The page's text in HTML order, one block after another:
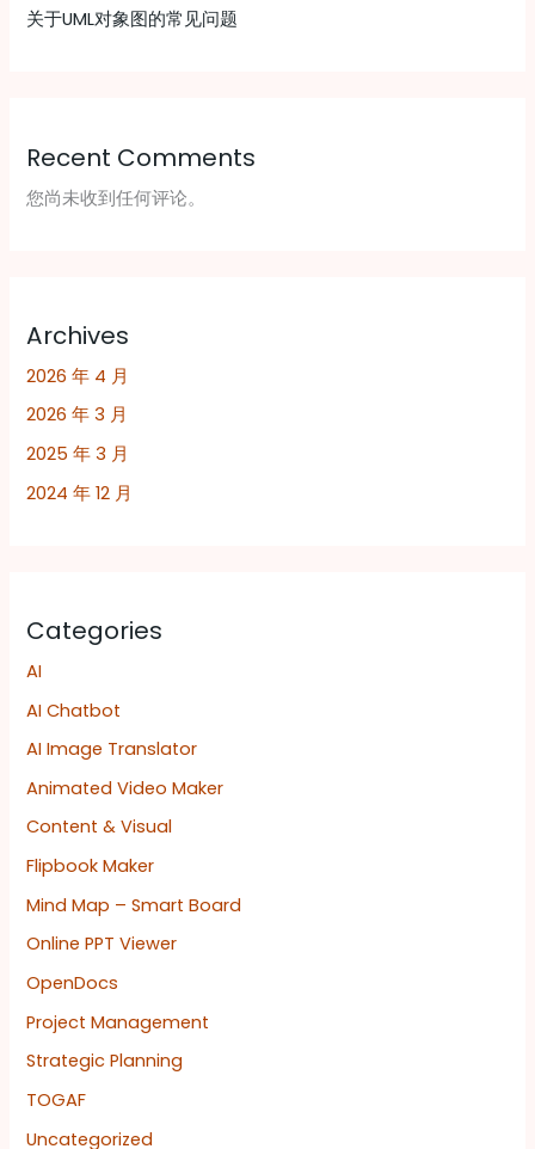
关于UML对象图的常见问题
Recent Comments
您尚未收到任何评论。
Archives
2026 年 4 月
2026 年 3 月
2025 年 3 月
2024 年 12 月
Categories
AI
AI Chatbot
AI Image Translator
Animated Video Maker
Content & Visual
Flipbook Maker
Mind Map – Smart Board
Online PPT Viewer
OpenDocs
Project Management
Strategic Planning
TOGAF
Uncategorized